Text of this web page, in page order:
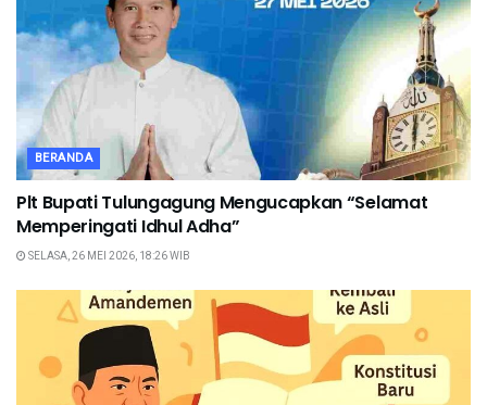
BERANDA
Plt Bupati Tulungagung Mengucapkan “Selamat
Memperingati Idhul Adha”
SELASA, 26 MEI 2026, 18:26 WIB